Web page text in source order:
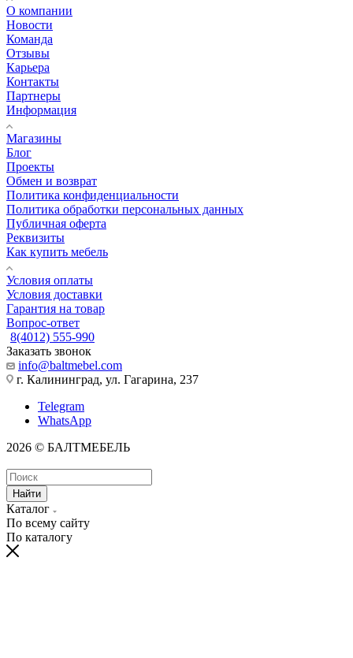
О компании
Новости
Команда
Отзывы
Карьера
Контакты
Партнеры
Информация
Магазины
Блог
Проекты
Обмен и возврат
Политика конфиденциальности
Политика обработки персональных данных
Публичная оферта
Реквизиты
Как купить мебель
Условия оплаты
Условия доставки
Гарантия на товар
Вопрос-ответ
8(4012) 555-990
Заказать звонок
info@baltmebel.com
г. Калининград, ул. Гагарина, 237
Telegram
WhatsApp
2026 © БАЛТМЕБЕЛЬ
Найти
Каталог
По всему сайту
По каталогу